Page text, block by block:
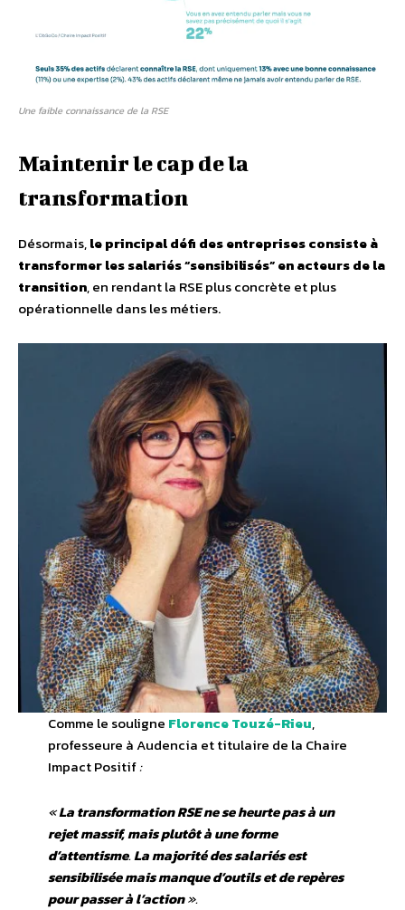
Une faible connaissance de la RSE
Maintenir le cap de la
transformation
Désormais,le principal défi des entreprises consiste à
transformer les salariés “sensibilisés” en acteurs de la
transition, en rendant la RSE plus concrète et plus
opérationnelle dans les métiers.
Comme le souligne Florence Touzé-Rieu,
professeure à Audencia et titulaire de la Chaire
Impact Positif:
«La transformation RSE ne se heurte pas à un
rejet massif, mais plutôt à une forme
d’attentisme.La majorité des salariés est
sensibilisée mais manque d’outils et de repères
pour passer à l’action».